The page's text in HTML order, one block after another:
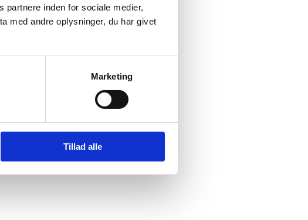
partnere inden for sociale medier,
med andre oplysninger, du har givet
Marketing
Tillad alle